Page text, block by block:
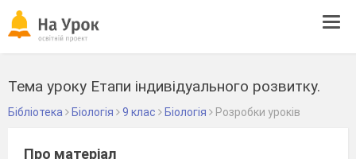
Тема уроку Етапи індивідуального розвитку.
Бібліотека Біологія 9 клас Біологія Розробки уроків
Про матеріал